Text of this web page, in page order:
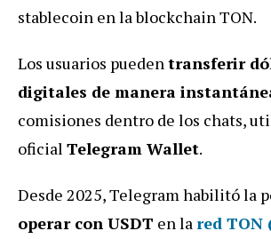
stablecoin en la blockchain TON.
Los usuarios puedentransferir
digitales de manera
comisiones dentro de los chats,
oficial Telegram Wallet.
Desde 2025, Telegram habilitó la
operar con USDT en lared TON